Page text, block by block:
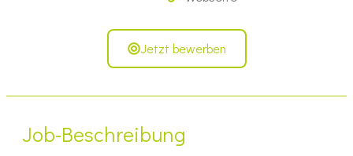
Jetzt bewerben
Job-Beschreibung